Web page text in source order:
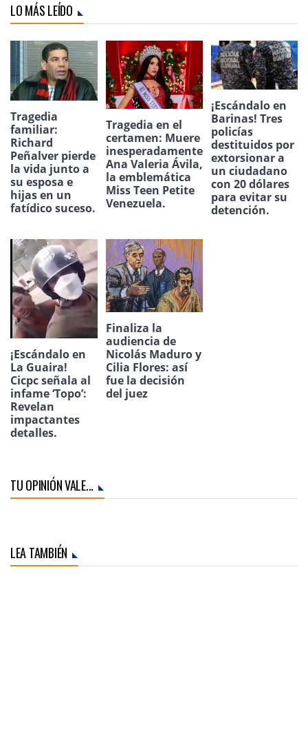
LO MÁS LEÍDO
Tragedia
familiar:
Richard
Peñalver pierde
la vida junto a
su esposa e
hijas en un
fatídico suceso.
Tragedia en el
certamen: Muere
inesperadamente
Ana Valeria Ávila,
la emblemática
Miss Teen Petite
Venezuela.
¡Escándalo en
Barinas! Tres
policías
destituidos por
extorsionar a
un ciudadano
con 20 dólares
para evitar su
detención.
¡Escándalo en
La Guaira!
Cicpc señala al
infame ‘Topo’:
Revelan
impactantes
detalles.
Finaliza la
audiencia de
Nicolás Maduro y
Cilia Flores: así
fue la decisión
del juez
TU OPINIÓN VALE...
LEA TAMBIÉN